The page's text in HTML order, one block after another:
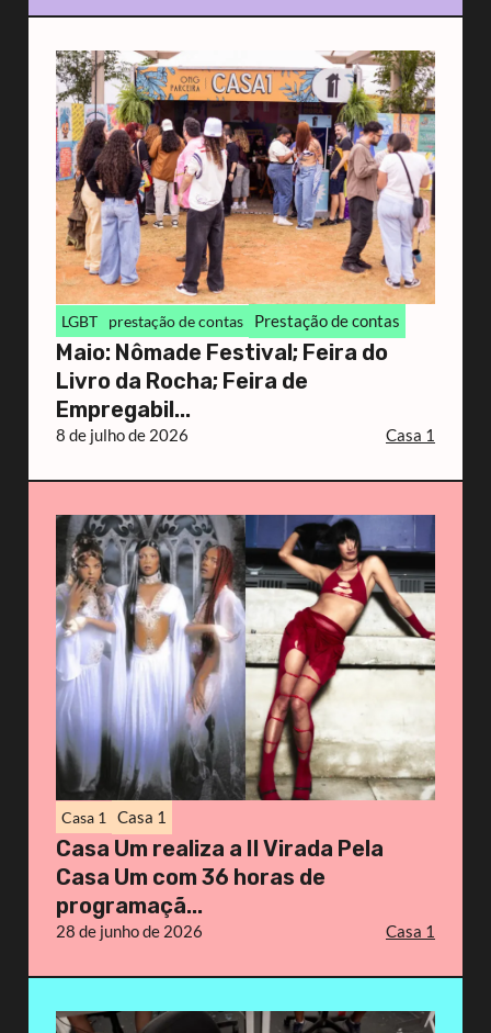
LGBT prestação de contas Prestação de contas
Maio: Nômade Festival; Feira do
Livro da Rocha; Feira de
Empregabil...
8 de julho de 2026 Casa 1
Casa 1 Casa 1
Casa Um realiza a II Virada Pela
Casa Um com 36 horas de
programaçã...
28 de junho de 2026 Casa 1